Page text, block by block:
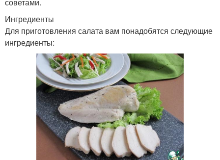
советами.
Ингредиенты
Для приготовления салата вам понадобятся следующие
ингредиенты: